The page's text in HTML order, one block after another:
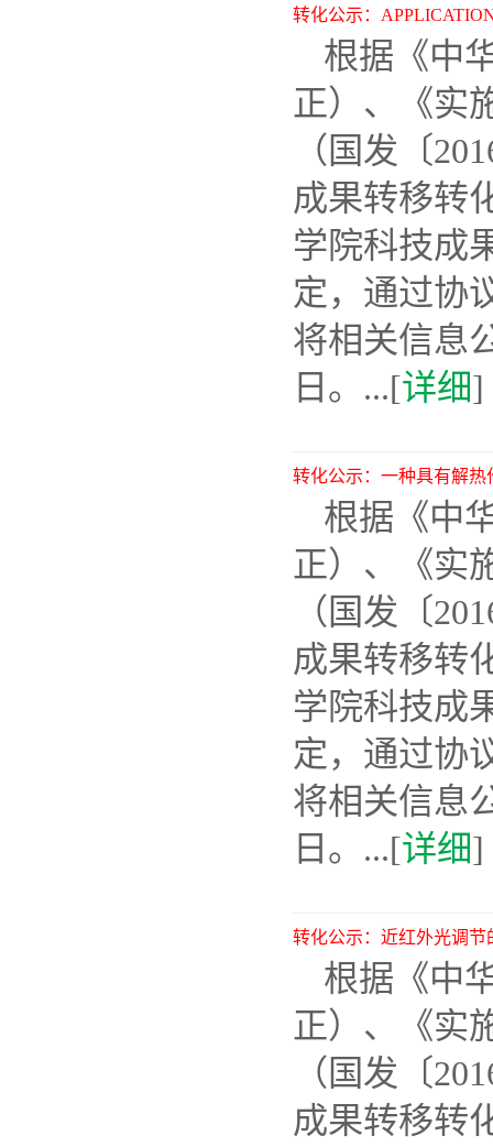
转化公示：
根据《中
正）、《实
（国发〔
成果转移转
学院科技成
定，通过协
将相关信息
日。...[详细]
转化公示：一种具有解
根据《中
正）、《实
（国发〔
成果转移转
学院科技成
定，通过协
将相关信息
日。...[详细]
转化公示：近红外光调
根据《中
正）、《实
（国发〔
成果转移转